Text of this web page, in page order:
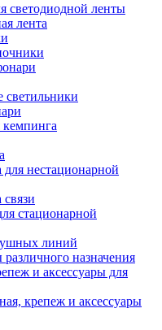
светодиодной ленты
лента
светильники
нестационарной
стационарной
линий
назначения
и аксессуары для
крепеж и аксессуары